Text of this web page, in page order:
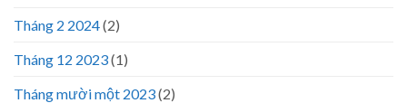
Tháng 2 2024(2)
Tháng 12 2023(1)
Tháng mười một 2023(2)